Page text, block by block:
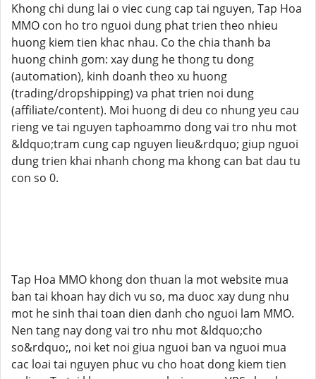
Khong chi dung lai o viec cung cap tai nguyen, Tap Hoa
MMO con ho tro nguoi dung phat trien theo nhieu
huong kiem tien khac nhau. Co the chia thanh ba
huong chinh gom: xay dung he thong tu dong
(automation), kinh doanh theo xu huong
(trading/dropshipping) va phat trien noi dung
(affiliate/content). Moi huong di deu co nhung yeu cau
rieng ve tai nguyen taphoammo dong vai tro nhu mot
&ldquo;tram cung cap nguyen lieu&rdquo; giup nguoi
dung trien khai nhanh chong ma khong can bat dau tu
con so 0.
Tap Hoa MMO khong don thuan la mot website mua
ban tai khoan hay dich vu so, ma duoc xay dung nhu
mot he sinh thai toan dien danh cho nguoi lam MMO.
Nen tang nay dong vai tro nhu mot &ldquo;cho
so&rdquo;, noi ket noi giua nguoi ban va nguoi mua
cac loai tai nguyen phuc vu cho hoat dong kiem tien